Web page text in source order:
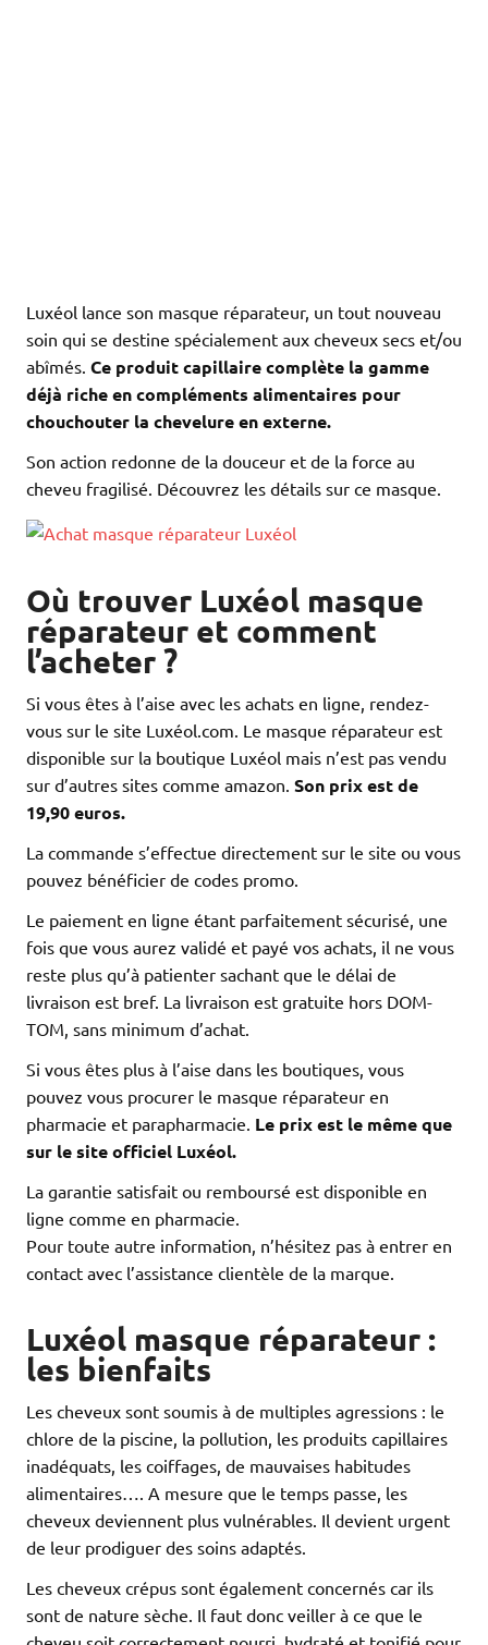
Luxéol lance son masque réparateur, un tout nouveau
soin qui se destine spécialement aux cheveux secs et/ou
abîmés. Ce produit capillaire complète la gamme
déjà riche en compléments alimentaires pour
chouchouter la chevelure en externe.
Son action redonne de la douceur et de la force au
cheveu fragilisé. Découvrez les détails sur ce masque.
Où trouver Luxéol masque
réparateur et comment
l’acheter ?
Si vous êtes à l’aise avec les achats en ligne, rendez-
vous sur le site Luxéol.com. Le masque réparateur est
disponible sur la boutique Luxéol mais n’est pas vendu
sur d’autres sites comme amazon. Son prix est de
19,90 euros.
La commande s’effectue directement sur le site ou vous
pouvez bénéficier de codes promo.
Le paiement en ligne étant parfaitement sécurisé, une
fois que vous aurez validé et payé vos achats, il ne vous
reste plus qu’à patienter sachant que le délai de
livraison est bref. La livraison est gratuite hors DOM-
TOM, sans minimum d’achat.
Si vous êtes plus à l’aise dans les boutiques, vous
pouvez vous procurer le masque réparateur en
pharmacie et parapharmacie. Le prix est le même que
sur le site officiel Luxéol.
La garantie satisfait ou remboursé est disponible en
ligne comme en pharmacie.
Pour toute autre information, n’hésitez pas à entrer en
contact avec l’assistance clientèle de la marque.
Luxéol masque réparateur :
les bienfaits
Les cheveux sont soumis à de multiples agressions : le
chlore de la piscine, la pollution, les produits capillaires
inadéquats, les coiffages, de mauvaises habitudes
alimentaires…. A mesure que le temps passe, les
cheveux deviennent plus vulnérables. Il devient urgent
de leur prodiguer des soins adaptés.
Les cheveux crépus sont également concernés car ils
sont de nature sèche. Il faut donc veiller à ce que le